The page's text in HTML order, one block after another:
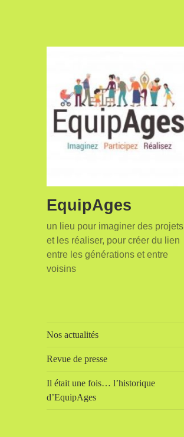
EquipAges
un lieu pour imaginer des projets
et les réaliser, pour créer du lien
entre les générations et entre
voisins
Nos actualités
Revue de presse
Il était une fois… l’historique
d’EquipAges